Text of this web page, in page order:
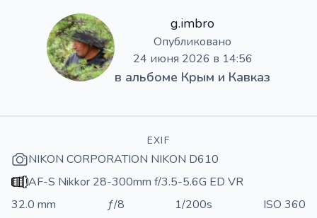
g.imbro
Опубликовано
24 июня 2026 в 14:56
в альбоме Крым и Кавказ
EXIF
NIKON CORPORATION NIKON D610
AF-S Nikkor 28-300mm f/3.5-5.6G ED VR
32.0 mm
ƒ/8 1/200s
ISO 360